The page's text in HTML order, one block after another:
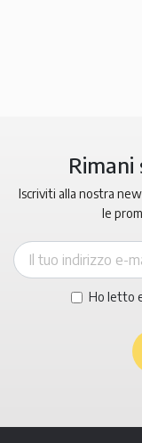
Iscriviti alla nostra
le
Ho letto